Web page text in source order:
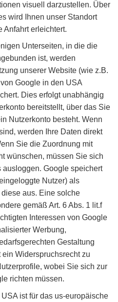
visuell darzustellen. Über
wird Ihnen unser Standort
Anfahrt erleichtert.
Unterseiten, in die die
ist, werden
unserer Website (wie z.B.
Google in den USA
Dies erfolgt unabhängig
bereitstellt, über das Sie
Nutzerkonto besteht. Wenn
werden Ihre Daten direkt
Sie die Zuordnung mit
wünschen, müssen Sie sich
Google speichert
Nutzer) als
aus. Eine solche
gemäß Art. 6 Abs. 1 lit.f
Interessen von Google
Werbung,
Gestaltung
Widerspruchsrecht zu
wobei Sie sich zur
richten müssen.
ist für das us-europäische